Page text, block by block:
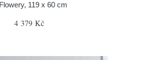
Flowery, 119 x 60 cm
4 379 Kč